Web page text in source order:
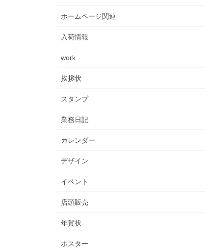
ホームページ関連
入荷情報
work
挨拶状
スタンプ
業務日記
カレンダー
デザイン
イベント
店頭販売
年賀状
ポスター